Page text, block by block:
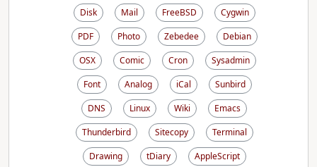
Disk Mail FreeBSD
Cygwin
PDF
Photo Zebedee
Debian
OSX
Comic Cron
Sysadmin
Font
Analog iCal
Sunbird
DNS
Linux Wiki
Emacs
Thunderbird
Sitecopy
Terminal
Drawing
tDiary
AppleScript